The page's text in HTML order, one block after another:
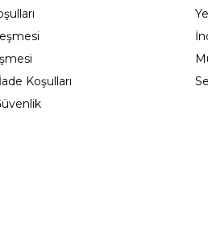
Koşulları